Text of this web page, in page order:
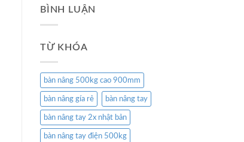
BÌNH LUẬN
TỪ KHÓA
bàn nâng 500kg cao 900mm
bàn nâng gía rẻ bàn nâng tay
bàn nâng tay 2x nhật bản
bàn nâng tay điện 500kg